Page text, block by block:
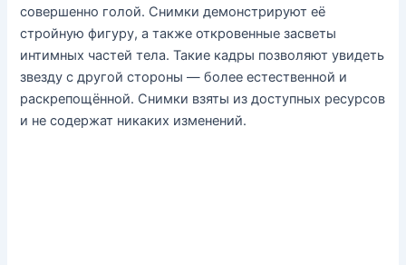
совершенно голой. Снимки демонстрируют её
стройную фигуру, а также откровенные засветы
интимных частей тела. Такие кадры позволяют увидеть
звезду с другой стороны — более естественной и
раскрепощённой. Снимки взяты из доступных ресурсов
и не содержат никаких изменений.